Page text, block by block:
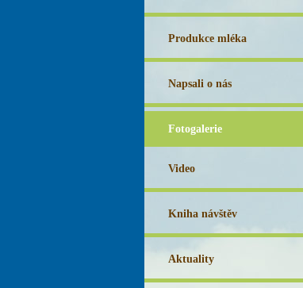
Produkce mléka
Napsali o nás
Fotogalerie
Video
Kniha návštěv
Aktuality